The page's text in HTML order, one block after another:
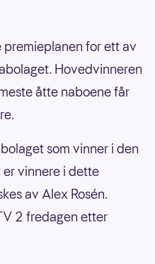
for ett av
Hovedvinneren
åtte naboene får
som vinner i den
vinnere i dette
av Alex Rosén.
2 fredagen etter